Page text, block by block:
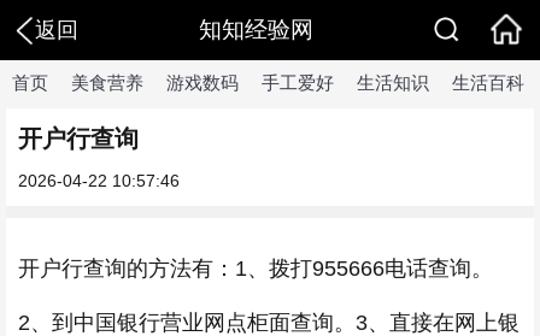
返回 知知经验网
首页 美食营养 游戏数码 手工爱好 生活知识 生活百科
开户行查询
2026-04-22 10:57:46
开户行查询的方法有：1、拨打955666电话查询。
2、到中国银行营业网点柜面查询。3、直接在网上银